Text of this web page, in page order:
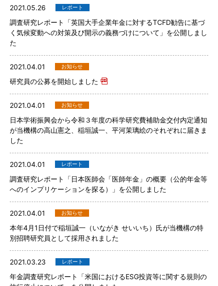
2021.05.26 レポート
調査研究レポート「英国大手企業年金に対するTCFD勧告に基づ
く気候変動への対策及び開示の義務づけについて」を公開しまし
た
2021.04.01 お知らせ
研究員の公募を開始しました
2021.04.01 お知らせ
日本学術振興会から令和３年度の科学研究費補助金交付内定通知
が当機構の高山憲之、稲垣誠一、平河茉璃絵のそれぞれに届きま
した
2021.04.01 レポート
調査研究レポート「日本医師会「医師年金」の概要（公的年金等
へのインプリケーションを探る）」を公開しました
2021.04.01 お知らせ
本年4月1日付で稲垣誠一（いながき せいいち）氏が当機構の特
別招聘研究員として採用されました
2021.03.23 レポート
年金調査研究レポート「米国におけるESG投資等に関する規則の